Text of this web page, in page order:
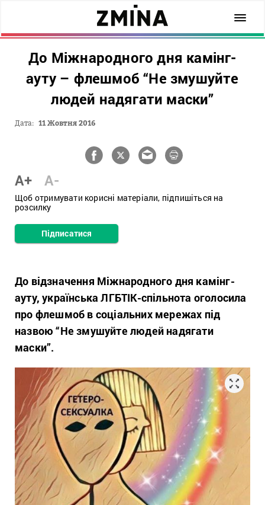
До Міжнародного дня камінг-
ауту – флешмоб “Не змушуйте
людей надягати маски”
Дата: 11 Жовтня 2016
A+ A-
Щоб отримувати корисні матеріали, підпишіться на
розсилку
Підписатися
До відзначення Міжнародного дня камінг-
ауту, українська ЛГБТІК-спільнота оголосила
про флешмоб в соціальних мережах під
назвою “Не змушуйте людей надягати
маски”.